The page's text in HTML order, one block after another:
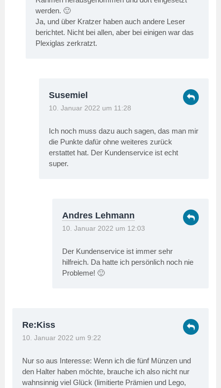
werden. 🙂
Ja, und über Kratzer haben auch andere Leser
berichtet. Nicht bei allen, aber bei einigen war das
Plexiglas zerkratzt.
Susemiel
10. Januar 2022 um 11:28
Ich noch muss dazu auch sagen, das man mir
die Punkte dafür ohne weiteres zurück
erstattet hat. Der Kundenservice ist echt
super.
Andres Lehmann
10. Januar 2022 um 12:03
Der Kundenservice ist immer sehr
hilfreich. Da hatte ich persönlich noch nie
Probleme! 🙂
Re:Kiss
10. Januar 2022 um 9:22
Nur so aus Interesse: Wenn ich die fünf Münzen und
den Halter haben möchte, brauche ich also nicht nur
wahnsinnig viel Glück (limitierte Prämien und Lego,